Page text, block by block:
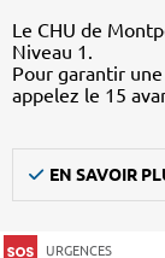
Le CHU de
Niveau 1.
Pour garantir
appelez le 15
EN SAVOIR
URGENCES